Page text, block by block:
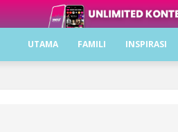
UTAMA FAMILI INSPIRASI